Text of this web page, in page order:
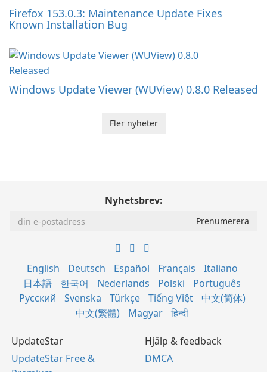
Firefox 153.0.3: Maintenance Update Fixes
Known Installation Bug
Windows Update Viewer (WUView) 0.8.0 Released
Fler nyheter
Nyhetsbrev:
English Deutsch Español Français
Italiano
日本語
한국어 Nederlands Polski
Português
Русский
Svenska Türkçe Tiếng Việt
中文(简体)
中文(繁體)
Magyar हिन्दी
UpdateStar
UpdateStar Free &
Hjälp & feedback
DMCA